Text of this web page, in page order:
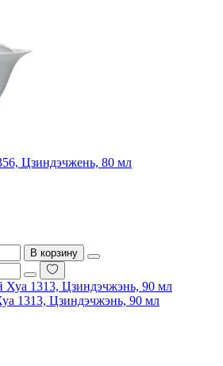
Цзиндэчжень, 80 мл
В корзину
1313, Цзиндэчжэнь, 90 мл